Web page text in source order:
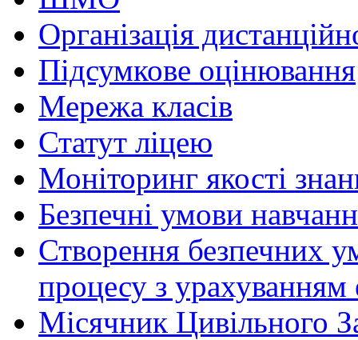
Організація
Підсумкове оцінювання
Мережа класів
Статут ліцею
Моніторинг якості
Безпечні умови
Створення безпечних
процесу з урахуванням
Місячник Цивільного